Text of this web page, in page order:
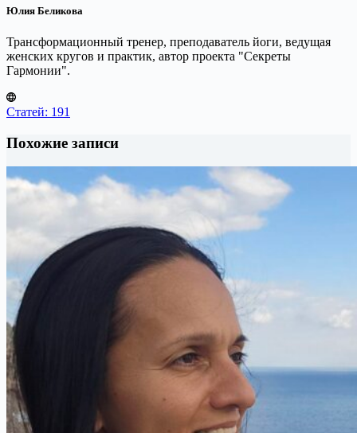
Юлия Беликова
Трансформационный тренер, преподаватель йоги, ведущая
женских кругов и практик, автор проекта "Секреты
Гармонии".
Статей: 191
Похожие записи